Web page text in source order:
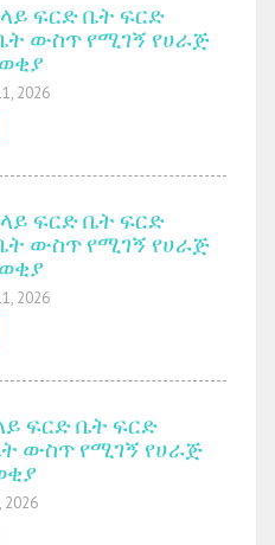
ፍርድ ቤት ፍርድ
ውስጥ የሚገኝ የሀራጅ
2026
ፍርድ ቤት ፍርድ
ውስጥ የሚገኝ የሀራጅ
2026
ፍርድ ቤት ፍርድ
ውስጥ የሚገኝ የሀራጅ
2026